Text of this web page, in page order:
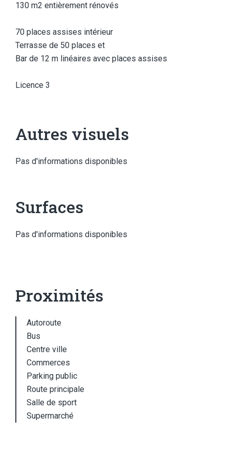
130 m2 entièrement rénovés
70 places assises intérieur
Terrasse de 50 places et
Bar de 12 m linéaires avec places assises
Licence 3
Autres visuels
Pas d'informations disponibles
Surfaces
Pas d'informations disponibles
Proximités
Autoroute
Bus
Centre ville
Commerces
Parking public
Route principale
Salle de sport
Supermarché